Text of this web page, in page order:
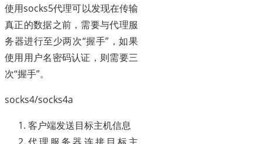
使用socks5代理可以发现在传输
真正的数据之前，需要与代理服
务器进行至少两次“握手”，如果
使用用户名密码认证，则需要三
次“握手”。
socks4/socks4a
客户端发送目标主机信息